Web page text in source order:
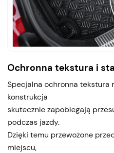
Ochronna tekstura i
Specjalna ochronna tekstura
konstrukcja
skutecznie zapobiegają
podczas jazdy.
Dzięki temu przewożone
miejscu,